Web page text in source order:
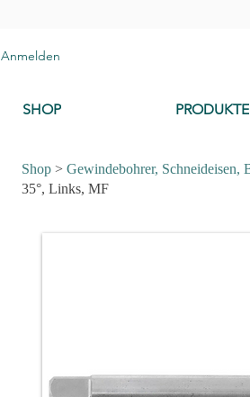
Anmelden
SHOP PRODUKTE
Shop > Gewindebohrer, Schneideisen,
35°, Links, MF